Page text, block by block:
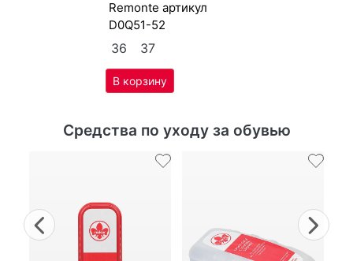
Re­mon­te артикул
D0Q51-52
36 37
Средства по уходу за обувью
Previous